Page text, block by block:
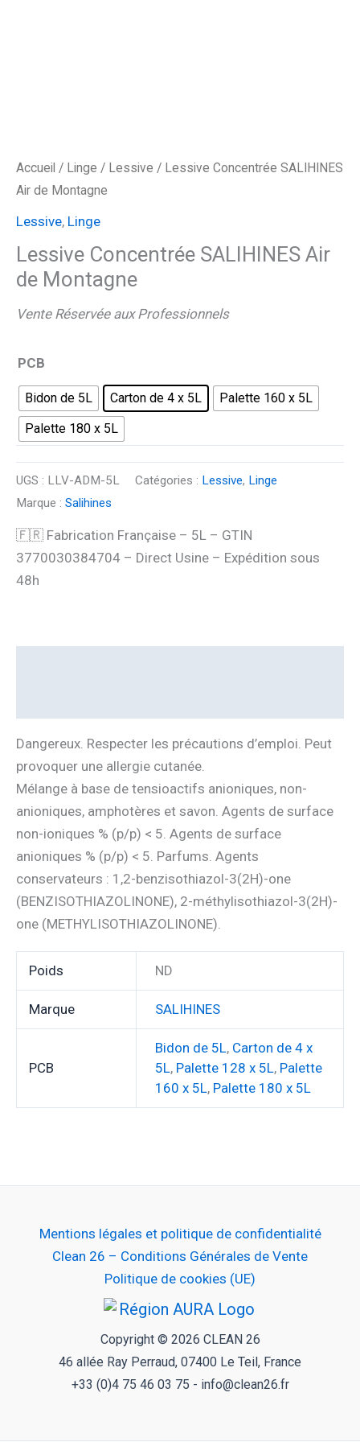
Accueil / Linge / Lessive / Lessive Concentrée SALIHINES
Air de Montagne
Lessive, Linge
Lessive Concentrée SALIHINES Air
de Montagne
Vente Réservée aux Professionnels
PCB
Bidon de 5L Carton de 4 x 5L
Palette 160 x 5L
Palette 180 x 5L
UGS : LLV-ADM-5L Catégories : Lessive, Linge
Marque : Salihines
🇫🇷 Fabrication Française – 5L – GTIN
3770030384704 – Direct Usine – Expédition sous
48h
Dangereux. Respecter les précautions d’emploi. Peut
provoquer une allergie cutanée.
Mélange à base de tensioactifs anioniques, non-
anioniques, amphotères et savon. Agents de surface
non-ioniques % (p/p) < 5. Agents de surface
anioniques % (p/p) < 5. Parfums. Agents
conservateurs : 1,2-benzisothiazol-3(2H)-one
(BENZISOTHIAZOLINONE), 2-méthylisothiazol-3(2H)-
one (METHYLISOTHIAZOLINONE).
Poids ND
Marque SALIHINES
PCB
Bidon de 5L, Carton de 4 x
5L, Palette 128 x 5L, Palette
160 x 5L, Palette 180 x 5L
Mentions légales et politique de confidentialité
Clean 26 – Conditions Générales de Vente
Politique de cookies (UE)
Copyright © 2026 CLEAN 26
46 allée Ray Perraud, 07400 Le Teil, France
+33 (0)4 75 46 03 75 - info@clean26.fr